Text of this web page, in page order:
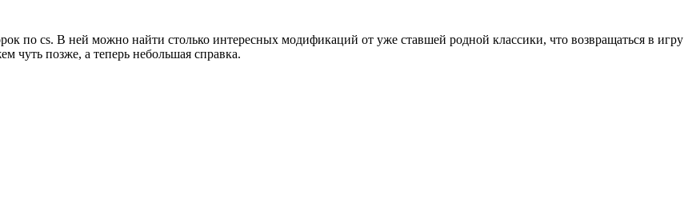
по cs. В ней можно найти столько интересных модификаций от уже ставшей родной классики, что возвращаться в игру
чуть позже, а теперь небольшая справка.